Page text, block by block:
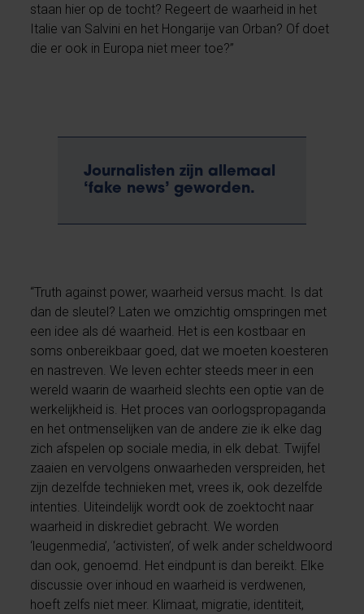
staan hier op de tocht? Regeert de waarheid in het
Italie van Salvini en het Hongarije van Orban? Of doet
die er ook in Europa niet meer toe?”
Journalisten zijn allemaal
‘fake news’ geworden.
“Truth against power, waarheid versus macht. Is dat
dan de sleutel? Laten we omzichtig omspringen met
een idee als dé waarheid. Het is een kostbaar en
soms onbereikbaar goed, dat we moeten koesteren
en nastreven. We leven echter steeds meer in een
wereld waarin de waarheid slechts een optie van de
werkelijkheid is. Het proces van oorlogspropaganda
en het ontmenselijken van de andere zie ik elke dag
zich afspelen op sociale media, in elk debat. Twijfel
zaaien en vervolgens onwaarheden verspreiden, het
zijn dezelfde technieken met, vrees ik, ook dezelfde
intenties. Uiteindelijk wordt ook de zoektocht naar
waarheid in diskrediet gebracht. We worden
‘leugenmedia’, ‘activisten’, of welk ander scheldwoord
dan ook, genoemd. Het eindpunt is dan bereikt. Elke
discussie over inhoud en waarheid is verdwenen,
hoeft zelfs niet meer. Klimaat, migratie, identiteit,